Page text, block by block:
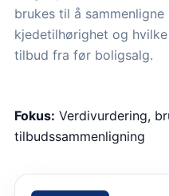
brukes til å
kjedetilhørighet og
tilbud fra før boligsalg.
Fokus: Verdivurdering,
tilbudssammenligning